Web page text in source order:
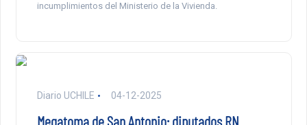
incumplimientos del Ministerio de la Vivienda.
Diario UCHILE 04-12-2025
Megatoma de San Antonio: diputados RN